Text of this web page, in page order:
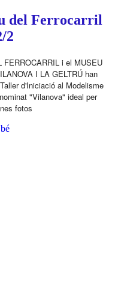
del Ferrocarril
2
FERROCARRIL i el MUSEU
I LA GELTRÚ han
d'Iniciació al Modelisme
"Vilanova" ideal per
fotos